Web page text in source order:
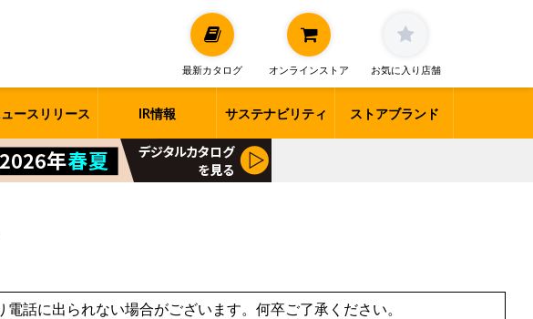
最新カタログ オンラインストア お気に入り店舗
ースリリース IR情報 サステナビリティ ストアブランド
話に出られない場合がございます。何卒ご了承ください。